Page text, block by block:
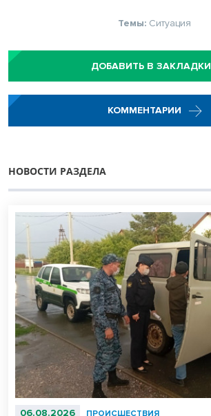
Темы: Ситуация
ДОБАВИТЬ В ЗАКЛАДКИ
КОММЕНТАРИИ
НОВОСТИ РАЗДЕЛА
06.08.2026 ПРОИСШЕСТВИЯ